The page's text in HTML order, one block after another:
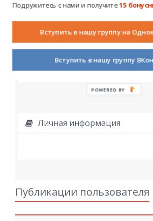
педагогический университет им.
переподготовка "Практическая
консультирование"(2014)
"Международный институт
сказкотерапии" - курсы "Базовый курс
сказкотерапевтов" (2016)
Личная информация
Публикации пользователя
Подружитесь с нами и получите15
Вступить в нашу группу на
Вступить в нашу группу
POWERED BY